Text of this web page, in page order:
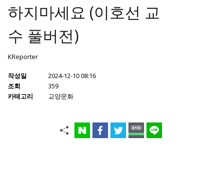
하지마세요 (이호선 교
수 풀버전)
KReporter
작성일
2024-12-10 08:16
조회
359
카테고리
교양문화